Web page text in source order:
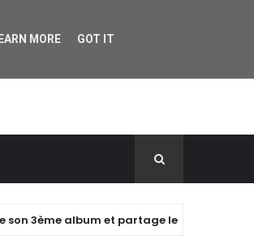
album et partage le clip de "closer" !
MORE GOT IT